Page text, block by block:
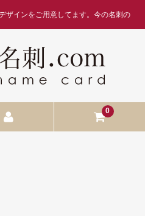
ザインをご用意してます。今の名刺の
感じている方、デザイン名刺.comを是
0